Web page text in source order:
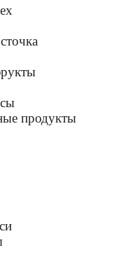
продукты